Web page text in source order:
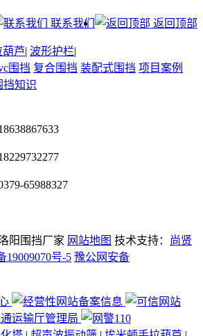
返回顶部
联系我们
葫芦| 波形护栏|
围挡 复合围挡 装配式围挡 项目案例
挡知识
65988327
阳围挡厂家 网站地图 技术支持：
尚贤
19009070号-5 豫公网安备